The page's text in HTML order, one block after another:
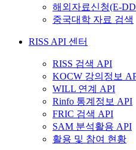
해외자료신청(E-
중국대학 자료 검색
RISS API 센터
RISS 검색 API
KOCW 강의정보
WILL 연계 API
Rinfo 통계정보 API
FRIC 검색 API
SAM 분석활용 API
활용 및 참여 현황